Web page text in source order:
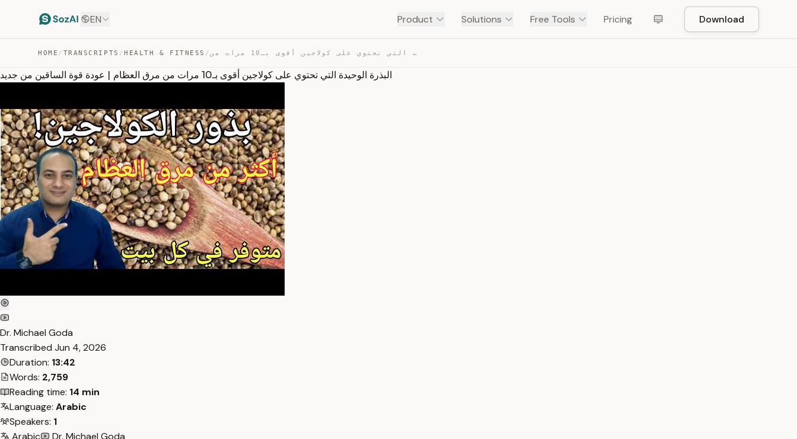
EN Product Solutions Free Tools Pricing Download
HOME / TRANSCRIPTS /HEALTH & FITNESS / البذرة الوحيدة التي تحتوي على كولاجين أقوى بـ10 مرات من… — TRANSCRIPT
البذرة الوحيدة التي تحتوي على كولاجين أقوى بـ10 مرات من مرق العظام | عودة قوة الساقين من جديد
Dr. Michael Goda
Transcribed Jun 4, 2026
Duration: 13:42
Words: 2,759
Reading time: 14 min
Language: Arabic
Speakers: 1
Arabic
Dr. Michael Goda